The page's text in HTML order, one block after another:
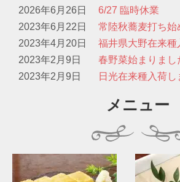
2026年6月26日
6/27 臨時休業
2023年6月22日
常陸秋蕎麦打ち始
2023年4月20日
福井県大野在来種
2023年2月9日
春野菜始まりまし
2023年2月9日
日光在来種入荷し
メニュー